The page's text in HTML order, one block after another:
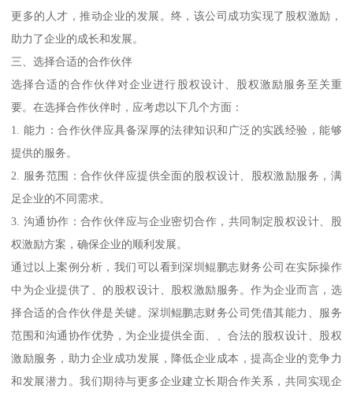
更多的人才，推动企业的发展。终，该公司成功实现了股权激励，
助力了企业的成长和发展。
三、选择合适的合作伙伴
选择合适的合作伙伴对企业进行股权设计、股权激励服务至关重
要。在选择合作伙伴时，应考虑以下几个方面：
1. 能力：合作伙伴应具备深厚的法律知识和广泛的实践经验，能够
提供的服务。
2. 服务范围：合作伙伴应提供全面的股权设计、股权激励服务，满
足企业的不同需求。
3. 沟通协作：合作伙伴应与企业密切合作，共同制定股权设计、股
权激励方案，确保企业的顺利发展。
通过以上案例分析，我们可以看到深圳鲲鹏志财务公司在实际操作
中为企业提供了、的股权设计、股权激励服务。作为企业而言，选
择合适的合作伙伴是关键。深圳鲲鹏志财务公司凭借其能力、服务
范围和沟通协作优势，为企业提供全面、、合法的股权设计、股权
激励服务，助力企业成功发展，降低企业成本，提高企业的竞争力
和发展潜力。我们期待与更多企业建立长期合作关系，共同实现企